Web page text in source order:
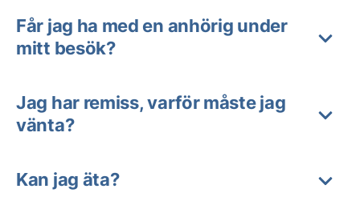
Får jag ha med en anhörig under
mitt besök?
Jag har remiss, varför måste jag
vänta?
Kan jag äta?